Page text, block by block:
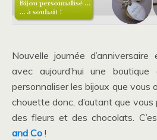
Nouvelle journée
avec aujourd’hui une
personnaliser les bijoux que
chouette donc, d’autant que
des fleurs et des chocolats.
and Co !